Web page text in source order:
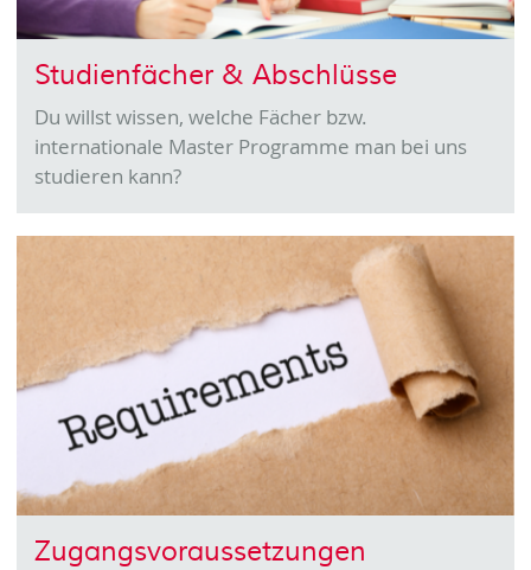
Studienfächer & Abschlüsse
Du willst wissen, welche Fächer bzw.
internationale Master Programme man bei uns
studieren kann?
Zugangsvoraussetzungen